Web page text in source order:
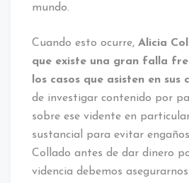
mundo.
Cuando esto ocurre, Alicia
que existe una gran falla
los casos que asisten en sus
de investigar contenido por
sobre ese vidente en
sustancial para evitar
Collado antes de dar dinero
videncia debemos